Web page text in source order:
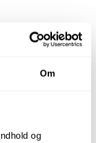
Om
og
placering og
– Sterilt